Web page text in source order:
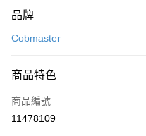
台灣樂天信用卡公司
【關於「AFTEE先享後付」】
便利好安心！
３．安心：先確認商品／服務後，
【「AFTEE先享後付」結帳流程】
１．於結帳方式選擇「AFTEE先
運送方式
每筆NT$100，滿NT$1,500(含
宅配
每筆NT$100，滿NT$1,500(含
品牌
Cobmaster
商品特色
商品編號
11478109